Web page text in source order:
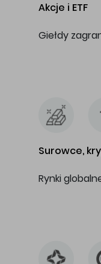
Akcje i ETF
Giełdy
Surowce,
Rynki